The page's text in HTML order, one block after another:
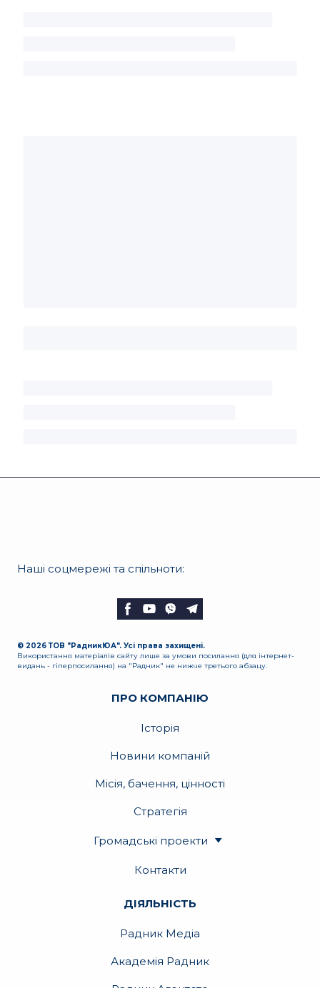
Наші соцмережі та спільноти:
© 2026 ТОВ "РадникЮА". Усі права захищені.
Використання матеріалів сайту лише за умови посилання (для інтернет-
видань - гіперпосилання) на "Радник" не нижче третього абзацу.
ПРО КОМПАНІЮ
Історія
Новини компаній
Місія, бачення, цінності
Стратегія
Громадські проекти
Контакти
ДІЯЛЬНІСТЬ
Радник Медіа
Академія Радник